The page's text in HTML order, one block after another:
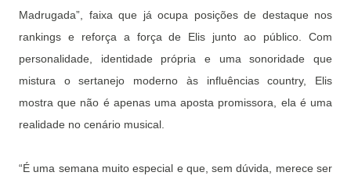
Madrugada”, faixa que já ocupa posições de destaque nos
rankings e reforça a força de Elis junto ao público. Com
personalidade, identidade própria e uma sonoridade que
mistura o sertanejo moderno às influências country, Elis
mostra que não é apenas uma aposta promissora, ela é uma
realidade no cenário musical.
“É uma semana muito especial e que, sem dúvida, merece ser